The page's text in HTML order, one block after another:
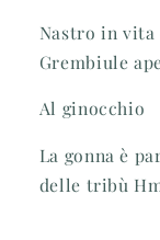
Nastro in vita
Grembiule
Al ginocchio
La gonna è
delle tribù